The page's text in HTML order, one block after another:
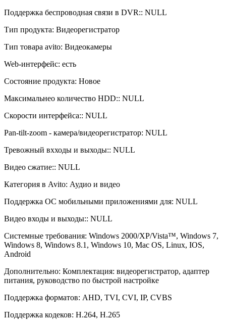
Поддержка беспроводная связи в DVR:: NULL
Тип продукта: Видеорегистратор
Тип товара avito: Видеокамеры
Web-интерфейс: есть
Состояние продукта: Новое
Максимальнео количество HDD:: NULL
Скорости интерфейса:: NULL
Pan-tilt-zoom - камера/видеорегистратор: NULL
Тревожный вхходы и выходы:: NULL
Видео сжатие:: NULL
Категория в Avito: Аудио и видео
Поддержка ОС мобильными приложениями для: NULL
Видео входы и выходы:: NULL
Системные требования: Windows 2000/XP/Vista™, Windows 7,
Windows 8, Windows 8.1, Windows 10, Mac OS, Linux, IOS,
Android
Дополнительно: Комплектация: видеорегистратор, адаптер
питания, руководство по быстрой настройке
Поддержка форматов: AHD, TVI, CVI, IP, CVBS
Поддержка кодеков: H.264, H.265